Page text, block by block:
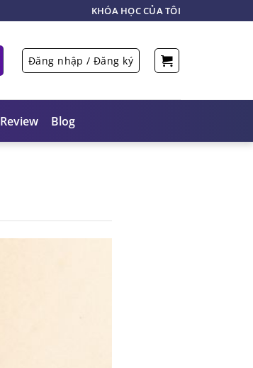
KHÓA HỌC CỦA TÔI
Đăng nhập / Đăng ký
Review Blog